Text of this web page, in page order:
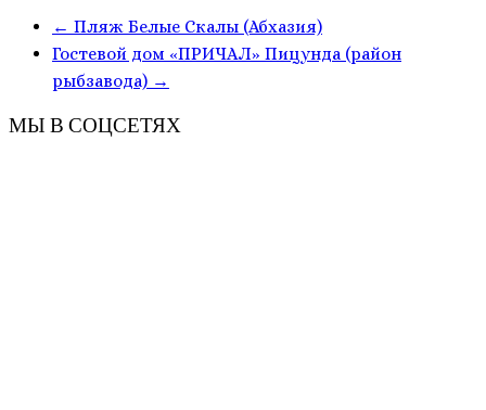
← Пляж Белые Скалы (Абхазия)
Гостевой дом «ПРИЧАЛ» Пицунда (район
рыбзавода) →
МЫ В СОЦСЕТЯХ